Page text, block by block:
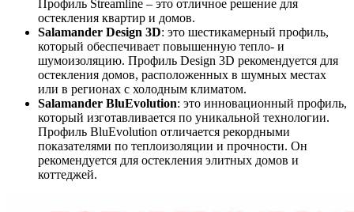
Профиль Streamline – это отличное решение для
остекления квартир и домов.
Salamander Design 3D: это шестикамерный профиль,
который обеспечивает повышенную тепло- и
шумоизоляцию. Профиль Design 3D рекомендуется для
остекления домов, расположенных в шумных местах
или в регионах с холодным климатом.
Salamander BluEvolution: это инновационный профиль,
который изготавливается по уникальной технологии.
Профиль BluEvolution отличается рекордными
показателями по теплоизоляции и прочности. Он
рекомендуется для остекления элитных домов и
коттеджей.